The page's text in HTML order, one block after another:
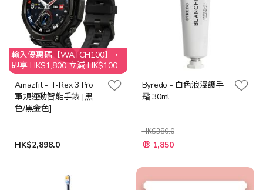
輸入優惠碼【WATCH100】，
即享 HK$1,800 立減 HK$100
優惠
Amazfit - T-Rex 3 Pro
軍規運動智能手錶 [黑
色/黑金色]
HK$2,898.0
Byredo - 白色浪漫護手
霜 30ml
HK$380.0
特
殊
格
1,850